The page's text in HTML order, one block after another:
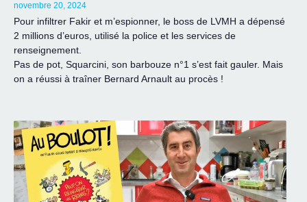
novembre 20, 2024
Pour infiltrer Fakir et m’espionner, le boss de LVMH a dépensé
2 millions d’euros, utilisé la police et les services de
renseignement.
Pas de pot, Squarcini, son barbouze n°1 s’est fait gauler. Mais
on a réussi à traîner Bernard Arnault au procès !